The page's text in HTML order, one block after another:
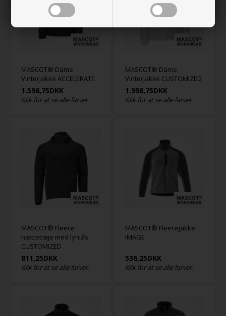
MASCOT® Dame
Vinterjakke ACCELERATE
1.598,75DKK
Klik for at se alle farver
MASCOT® Dame
Vinterjakke CUSTOMIZED
1.998,75DKK
Klik for at se alle farver
MASCOT® Fleece
hættetrøje med lynlås
CUSTOMIZED
811,25DKK
Klik for at se alle farver
MASCOT® Fleecejakke
IMAGE
536,25DKK
Klik for at se alle farver